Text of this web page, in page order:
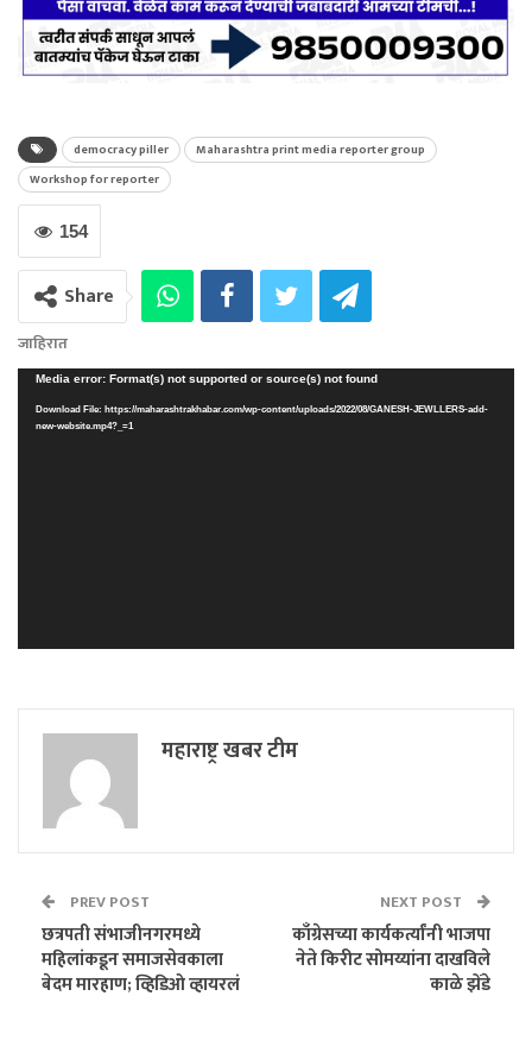
democracy piller
Maharashtra print media reporter group
Workshop for reporter
154
Share
जाहिरात
Video
Player
Media error: Format(s) not supported or source(s) not found
Download File: https://maharashtrakhabar.com/wp-content/uploads/2022/08/GANESH-JEWLLERS-add-
new-website.mp4?_=1
महाराष्ट्र खबर टीम
PREV POST
छत्रपती संभाजीनगरमध्ये
महिलांकडून समाजसेवकाला
बेदम मारहाण; व्हिडिओ व्हायरलं
NEXT POST
काँग्रेसच्या कार्यकर्त्यांनी भाजपा
नेते किरीट सोमय्यांना दाखविले
काळे झेंडे